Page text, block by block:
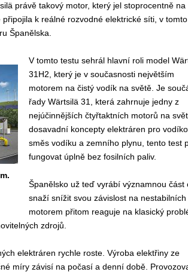
právě takový motor, který jel stoprocentně na
k reálné rozvodné elektrické síti, v tomto
Španělska.
V tomto testu sehrál hlavní roli model
31H2, který je v současnosti největším
motorem na čistý vodík na světě. Je
řady Wärtsilä 31, která zahrnuje jedny z
nejúčinnějších čtyřtaktních motorů na
dosavadní koncepty elektráren pro
směs vodíku a zemního plynu, tento test
fungovat úplně bez fosilních paliv.
Španělsko už teď vyrábí významnou
snaží snížit svou závislost na
motorem přitom reaguje na klasický
zdrojů.
elektráren rychle roste. Výroba elektřiny ze
míry závisí na počasí a denní době.